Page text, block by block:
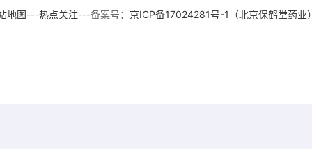
地图---热点关注---备案号： 京ICP备17024281号-1（北京保鹤堂药业）